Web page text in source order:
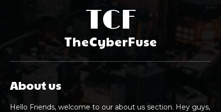
TCF
TheCyberFuse
About us
Hello Friends, welcome to our about us section. Hey guys,